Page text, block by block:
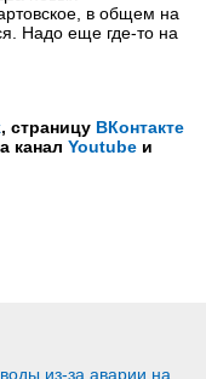
в общем на
Надо еще где-то на
, страницу ВКонтакте
канал Youtube и
из-за аварии на